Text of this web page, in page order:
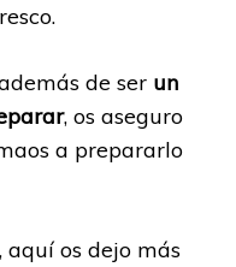
de ser un
, os aseguro
a prepararlo
aquí os dejo más